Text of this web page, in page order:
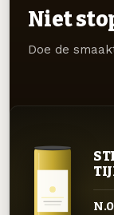
Niet
Doe de